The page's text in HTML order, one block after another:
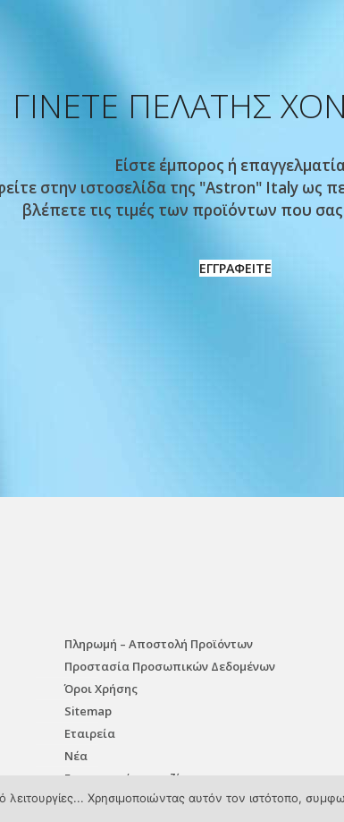
ΓΙΝΕΤΕ ΠΕΛΑΤΗΣ
Είστε έμπορος ή
στην ιστοσελίδα της "Astron" Italy ως
βλέπετε τις τιμές των προϊόντων που
ΕΓΓΡΑΦΕΙΤΕ
Πληρωμή – Αποστολή Προϊόντων
Προστασία Προσωπικών Δεδομένων
Όροι Χρήσης
Sitemap
Εταιρεία
Νέα
Επικοινωνήστε μαζί μας
λειτουργίες... Χρησιμοποιώντας αυτόν τον ιστότοπο,